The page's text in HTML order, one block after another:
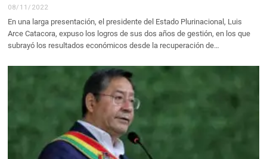
08/11/2022
En una larga presentación, el presidente del Estado Plurinacional, Luis
Arce Catacora, expuso los logros de sus dos años de gestión, en los que
subrayó los resultados económicos desde la recuperación de…